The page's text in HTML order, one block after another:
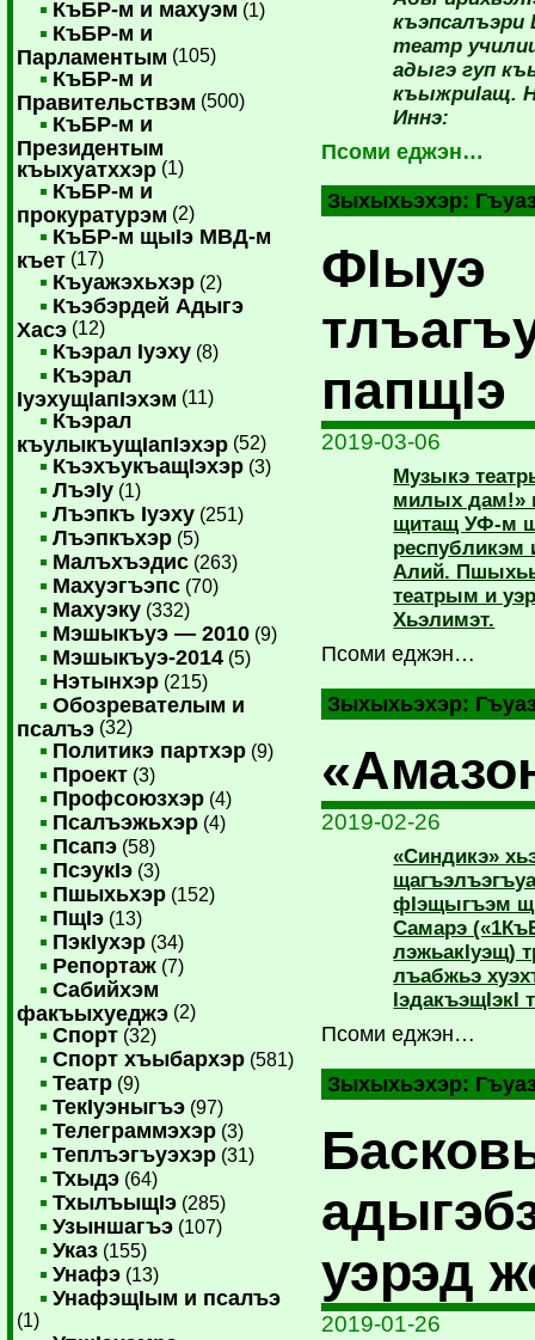
КъБР-м и махуэм (1)
КъБР-м и
Парламентым (105)
КъБР-м и
Правительствэм (500)
КъБР-м и
Президентым
къыхуатххэр (1)
КъБР-м и
прокуратурэм (2)
КъБР-м щыIэ МВД-м
къет (17)
Къуажэхьхэр (2)
Къэбэрдей Адыгэ
Хасэ (12)
Къэрал Iуэху (8)
Къэрал
IуэхущIапIэхэм (11)
Къэрал
къулыкъущIапIэхэр (52)
КъэхъукъащIэхэр (3)
ЛъэIу (1)
Лъэпкъ Iуэху (251)
Лъэпкъхэр (5)
Малъхъэдис (263)
Махуэгъэпс (70)
Махуэку (332)
Мэшыкъуэ — 2010 (9)
Мэшыкъуэ-2014 (5)
Нэтынхэр (215)
Обозревателым и
псалъэ (32)
Политикэ партхэр (9)
Проект (3)
Профсоюзхэр (4)
Псалъэжьхэр (4)
Псапэ (58)
ПсэукIэ (3)
Пшыхьхэр (152)
ПщIэ (13)
ПэкIухэр (34)
Репортаж (7)
Сабийхэм
факъыхуеджэ (2)
Спорт (32)
Спорт хъыбархэр (581)
Театр (9)
ТекIуэныгъэ (97)
Телеграммэхэр (3)
Теплъэгъуэхэр (31)
Тхыдэ (64)
ТхылъыщIэ (285)
Узыншагъэ (107)
Указ (155)
Унафэ (13)
УнафэщIым и псалъэ
(1)
театр
адыгэ гуп
къыжриIащ.
Иннэ:
Псоми еджэн…
Зыхыхьэхэр:
ФIыуэ
папщIэ
2019-03-06
Музыкэ
милых дам!»
щитащ УФ-м
республикэм
Алий.
театрым и
Хьэлимэт.
Псоми еджэн…
Зыхыхьэхэр:
2019-02-26
«Синдикэ»
фIэщыгъэм
Самарэ
лэжьакIуэщ)
лъабжьэ
IэдакъэщIэкI
Псоми еджэн…
Зыхыхьэхэр:
уэрэд
2019-01-26